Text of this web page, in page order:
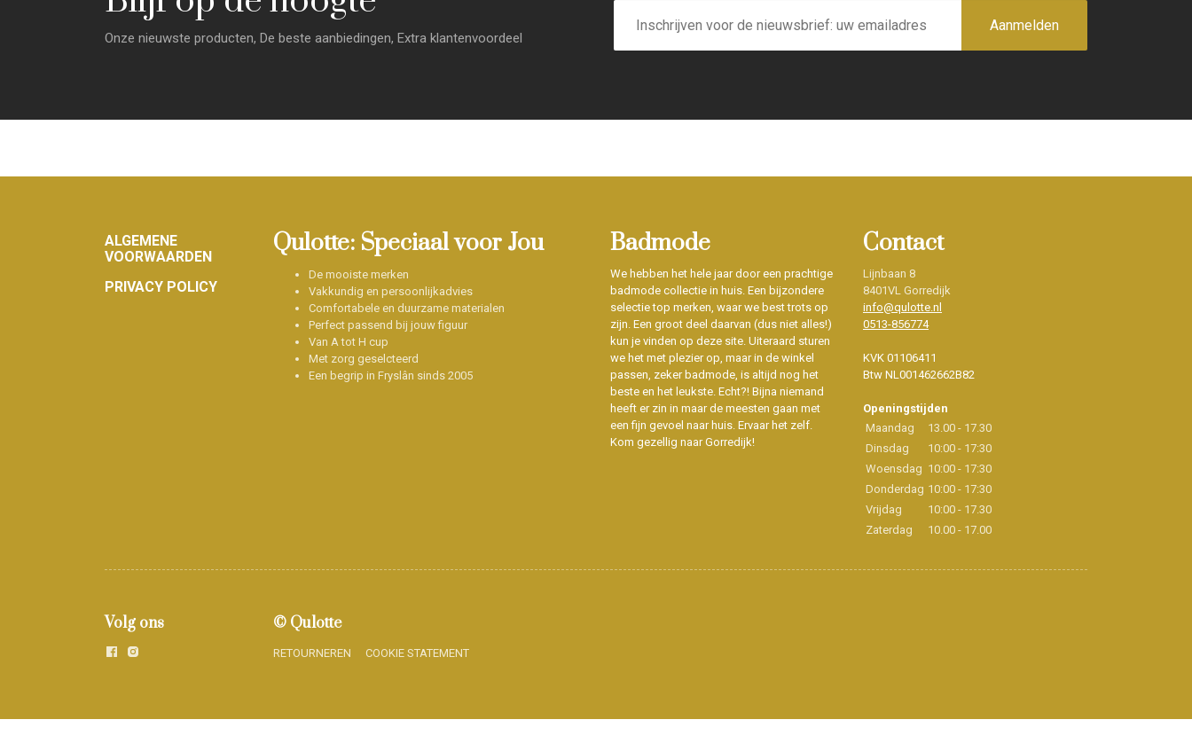
Onze nieuwste producten, De beste aanbiedingen, Extra klantenvoordeel
E-
mailadres
Aanmelden
Footer
ALGEMENE
VOORWAARDEN
PRIVACY POLICY
Qulotte: Speciaal voor Jou
De mooiste merken
Vakkundig en persoonlijkadvies
Comfortabele en duurzame materialen
Perfect passend bij jouw figuur
Van A tot H cup
Met zorg geselcteerd
Een begrip in Fryslân sinds 2005
Badmode
We hebben het hele jaar door een prachtige
badmode collectie in huis. Een bijzondere
selectie top merken, waar we best trots op
zijn. Een groot deel daarvan (dus niet alles!)
kun je vinden op deze site. Uiteraard sturen
we het met plezier op, maar in de winkel
passen, zeker badmode, is altijd nog het
beste en het leukste. Echt?! Bijna niemand
heeft er zin in maar de meesten gaan met
een fijn gevoel naar huis. Ervaar het zelf.
Kom gezellig naar Gorredijk!
Contact
Lijnbaan 8
8401VL Gorredijk
info@qulotte.nl
0513-856774
KVK 01106411
Btw NL001462662B82
Openingstijden
Maandag
13.00 - 17.30
Dinsdag
10:00 - 17:30
Woensdag 10:00 - 17:30
Donderdag 10:00 - 17:30
Vrijdag
10:00 - 17.30
Zaterdag
10.00 - 17.00
Volg ons © Qulotte
RETOURNEREN COOKIE STATEMENT